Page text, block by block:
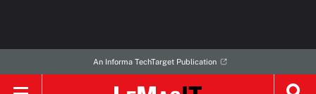
An Informa TechTarget Publication